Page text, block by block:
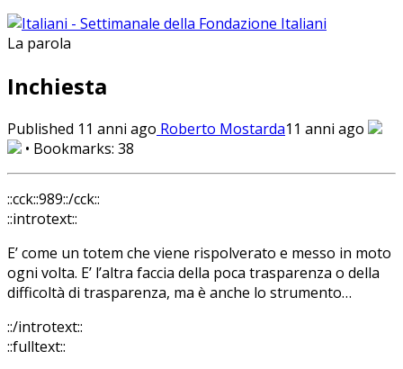
La parola
Inchiesta
Published 11 anni ago Roberto Mostarda11 anni ago
• Bookmarks: 38
::cck::989::/cck::
::introtext::
E’ come un totem che viene rispolverato e messo in moto
ogni volta. E’ l’altra faccia della poca trasparenza o della
difficoltà di trasparenza, ma è anche lo strumento…
::/introtext::
::fulltext::